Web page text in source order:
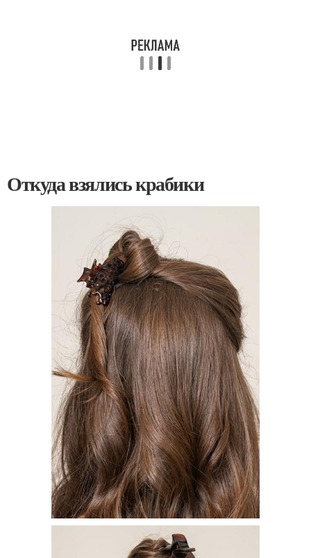
Откуда взялись крабики